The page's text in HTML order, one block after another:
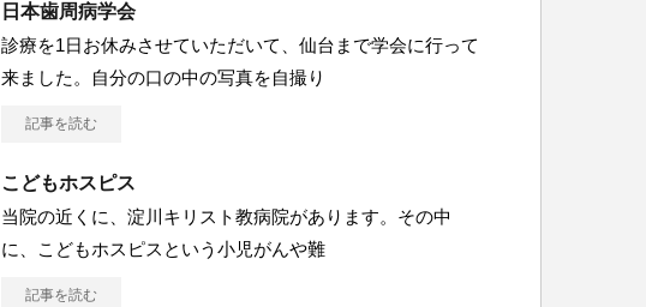
日本歯周病学会
診療を1日お休みさせていただいて、仙台まで学会に行って
来ました。自分の口の中の写真を自撮り
記事を読む
こどもホスピス
当院の近くに、淀川キリスト教病院があります。その中
に、こどもホスピスという小児がんや難
記事を読む